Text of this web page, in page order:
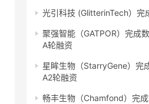
光引科技 (GlitterinTech）完
聚强智能（GATPOR）完成
A轮融资
星眸生物（StarryGene）完
A2轮融资
畅丰生物（Chamfond）完